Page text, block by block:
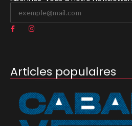
Articles populaires